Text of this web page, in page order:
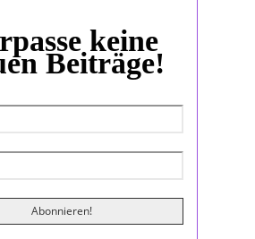
keine
Beiträge!